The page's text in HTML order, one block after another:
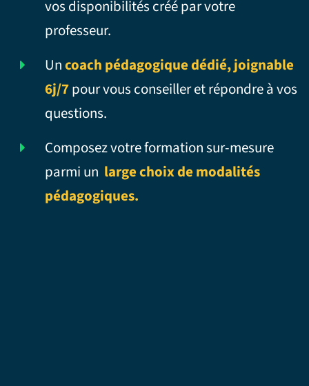
vos disponibilités créé par votre
professeur.
Uncoach pédagogique dédié, joignable
6j/7pour vous conseiller et répondre à vos
questions.
Composez votre formation sur-mesure
parmi un large choix de modalités
pédagogiques.